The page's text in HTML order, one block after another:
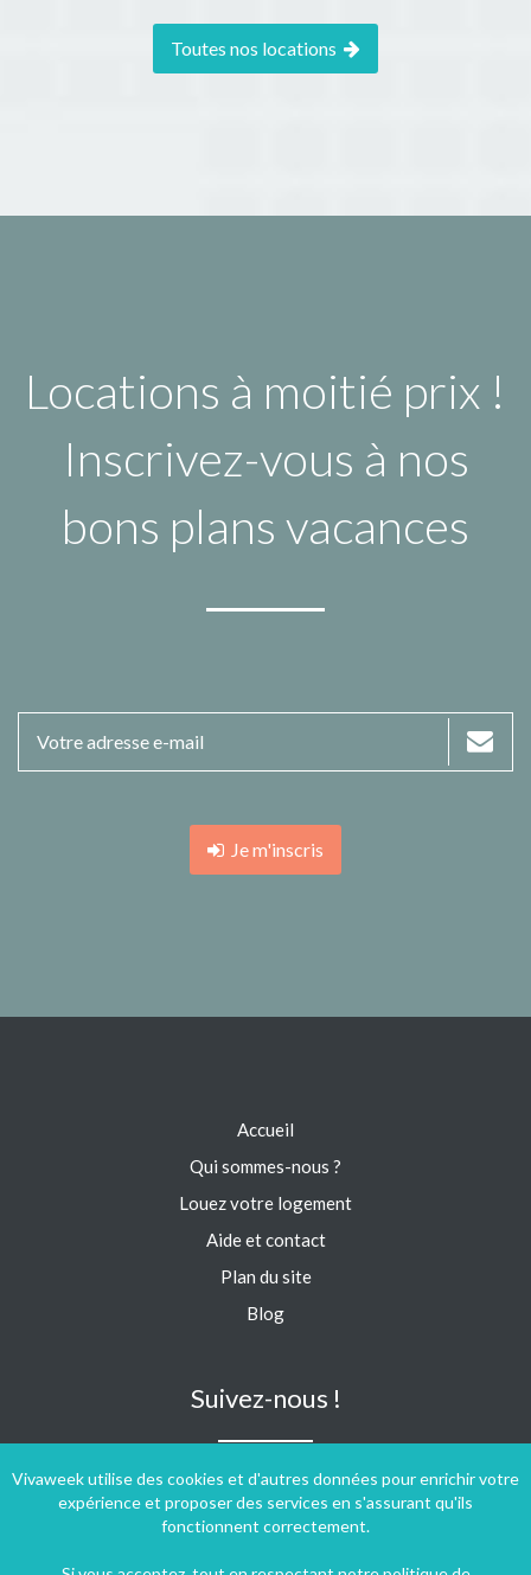
Toutes nos locations
Locations à moitié prix !
Inscrivez-vous à nos
bons plans vacances
Je m'inscris
Vivaweek utilise des cookies et d'autres données pour enrichir votre
expérience et proposer des services en s'assurant qu'ils
fonctionnent correctement.
Accueil
Qui sommes-nous ?
Louez votre logement
Aide et contact
Plan du site
Blog
Suivez-nous !